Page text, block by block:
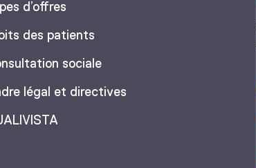
d’offres
des patients
sociale
légal et directives